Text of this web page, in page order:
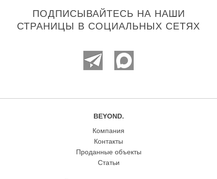
ПОДПИСЫВАЙТЕСЬ НА НАШИ
СТРАНИЦЫ В СОЦИАЛЬНЫХ СЕТЯХ
BEYOND.
Компания
Контакты
Проданные объекты
Статьи